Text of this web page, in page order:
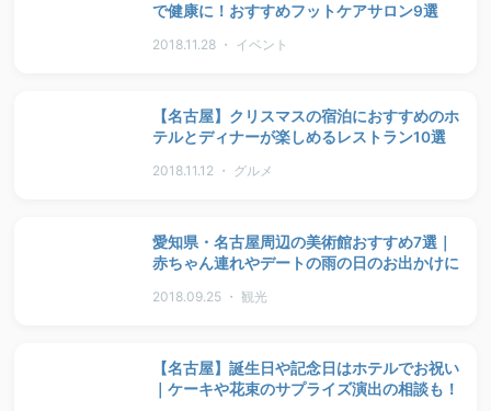
で健康に！おすすめフットケアサロン9選
2018.11.28 ・ イベント
【名古屋】クリスマスの宿泊におすすめのホ
テルとディナーが楽しめるレストラン10選
2018.11.12 ・ グルメ
愛知県・名古屋周辺の美術館おすすめ7選｜
赤ちゃん連れやデートの雨の日のお出かけに
2018.09.25 ・ 観光
【名古屋】誕生日や記念日はホテルでお祝い
｜ケーキや花束のサプライズ演出の相談も！